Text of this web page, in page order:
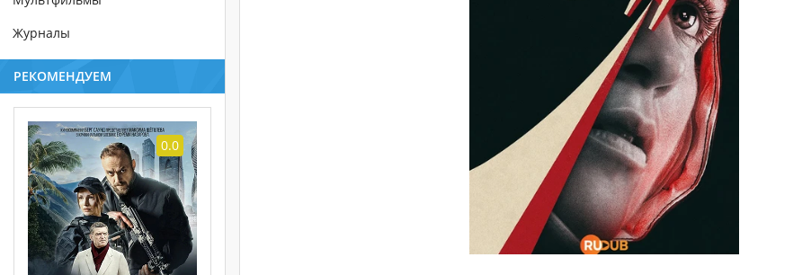
Журналы
РЕКОМЕНДУЕМ
0.0